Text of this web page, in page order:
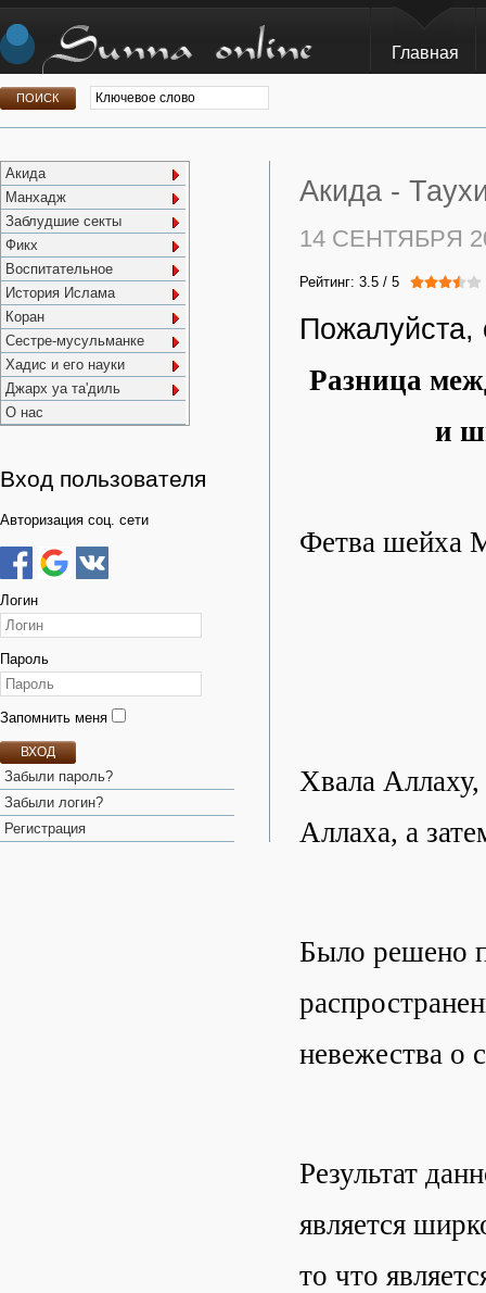
Главная
Акида
Манхадж
Заблудшие секты
Фикх
Воспитательное
История Ислама
Коран
Сестре-мусульманке
Хадис и его науки
Джарх уа та'диль
О нас
Вход пользователя
Авторизация соц. сети
Логин
Пароль
Запомнить меня
ВХОД
Забыли пароль?
Забыли логин?
Регистрация
Акида -
14 СЕНТЯБРЯ
Рейтинг: 3.5 / 5
Пожалуйста,
Разница
и
Фетва шейха
Хвала
Аллаха, а
Было решено
невежества о
Результат
является
то что